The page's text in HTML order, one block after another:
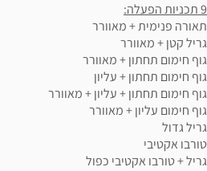
9 תכניות הפעלה:
תאורה פנימית + מאוורר
גריל קטן + מאוורר
גוף חימום תחתון + מאוורר
גוף חימום תחתון + עליון
גוף חימום תחתון + עליון + מאוורר
גוף חימום עליון + מאוורר
גריל גדול
טורבו אקטיבי
גריל + טורבו אקטיבי כפול